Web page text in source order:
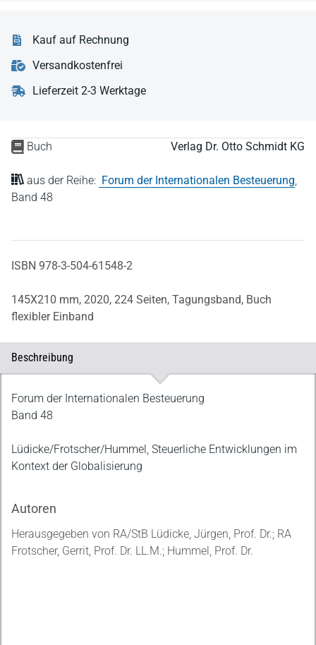
Buch Verlag Dr. Otto Schmidt KG
aus der Reihe: Forum der Internationalen Besteuerung,
Band 48
ISBN 978-3-504-61548-2
145X210 mm, 2020, 224 Seiten, Tagungsband, Buch
flexibler Einband
Kauf auf Rechnung
Versandkostenfrei
Lieferzeit 2-3 Werktage
Beschreibung
Beschreibung
Forum der Internationalen Besteuerung
Band 48
Lüdicke/Frotscher/Hummel, Steuerliche Entwicklungen im
Kontext der Globalisierung
Autoren
Herausgegeben von RA/StB Lüdicke, Jürgen, Prof. Dr.; RA
Frotscher, Gerrit, Prof. Dr. LL.M.; Hummel, Prof. Dr.